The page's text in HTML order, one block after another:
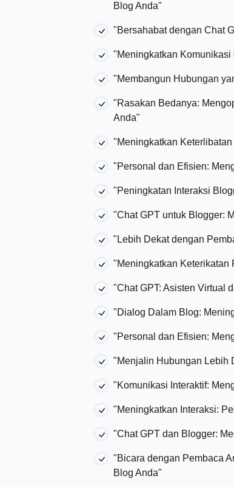
Blog Anda"
"Bersahabat dengan Chat
"Meningkatkan
"Membangun Hubungan
"Rasakan Bedanya:
Anda"
"Meningkatkan
"Personal dan Efisien:
"Peningkatan Interaksi
"Chat GPT untuk Blogger:
"Lebih Dekat dengan
"Meningkatkan Keterikatan
"Chat GPT: Asisten Virtual
"Dialog Dalam Blog:
"Personal dan Efisien:
"Menjalin Hubungan Lebih
"Komunikasi Interaktif:
"Meningkatkan Interaksi:
"Chat GPT dan Blogger:
"Bicara dengan Pembaca
Blog Anda"